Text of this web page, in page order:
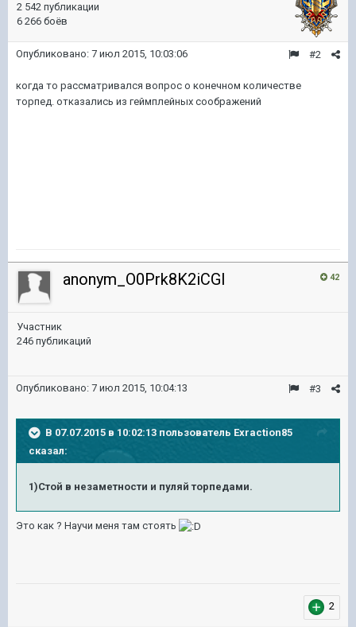
2 542 публикации
6 266 боёв
#2
Опубликовано: 7 июл 2015, 10:03:06
когда то рассматривался вопрос о конечном количестве
торпед. отказались из геймплейных соображений
42
anonym_O0Prk8K2iCGl
Участник
246 публикаций
#3
Опубликовано: 7 июл 2015, 10:04:13
В 07.07.2015 в 10:02:13 пользователь Exraction85
сказал:
1)Стой в незаметности и пуляй торпедами.
Это как ? Научи меня там стоять
2